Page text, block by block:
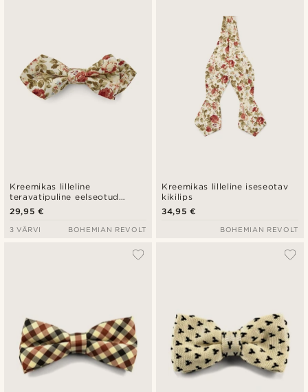
Kreemikas lilleline
teravatipuline eelseotud
kikilips
29,95 €
3 VÄRVI BOHEMIAN REVOLT
Kreemikas lilleline iseseotav
kikilips
34,95 €
BOHEMIAN REVOLT